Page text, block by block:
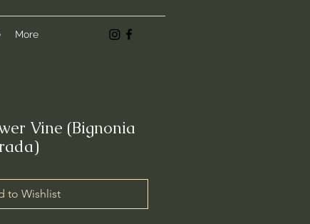
More
Vine (Bignonia
to Wishlist